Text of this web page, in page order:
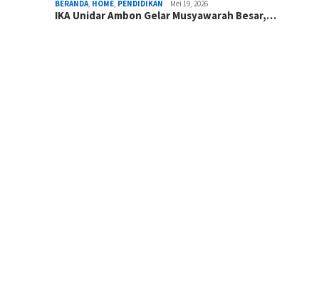
BERANDA, HOME, PENDIDIKAN Mei 19, 2026
IKA Unidar Ambon Gelar Musyawarah Besar,…